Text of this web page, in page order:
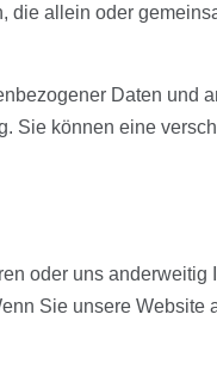
allein oder
Daten und
Sie können eine
oder uns
Sie unsere